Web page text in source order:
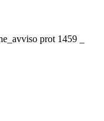
prot 1459 _